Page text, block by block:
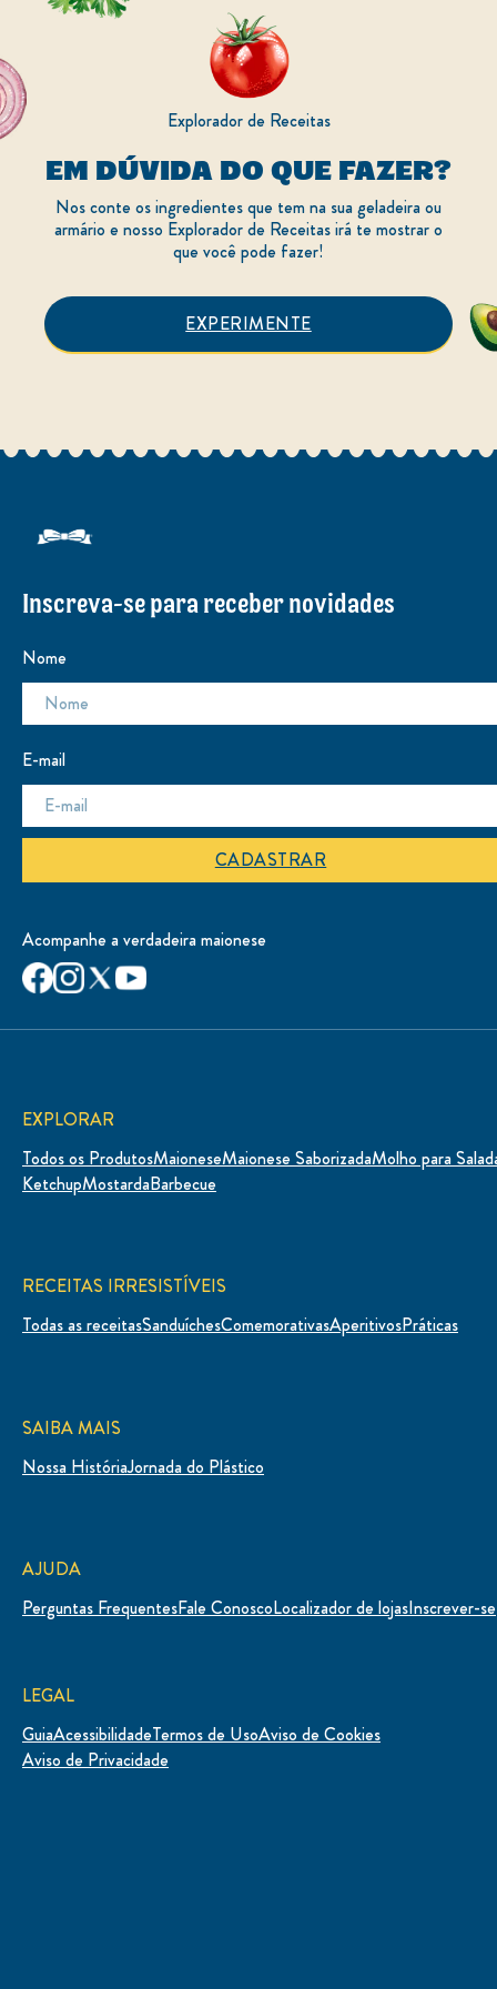
Explorador de Receitas
EM DÚVIDA DO QUE FAZER?
Nos conte os ingredientes que tem na sua geladeira ou
armário e nosso Explorador de Receitas irá te mostrar o
que você pode fazer!
EXPERIMENTE
Inscreva-se para receber novidades
Nome
E-mail
CADASTRAR
Acompanhe a verdadeira maionese
EXPLORAR
Todos os ProdutosMaioneseMaionese SaborizadaMolho para
KetchupMostardaBarbecue
RECEITAS IRRESISTÍVEIS
Todas as receitasSanduíchesComemorativasAperitivosPráticas
SAIBA MAIS
Nossa HistóriaJornada do Plástico
AJUDA
Perguntas FrequentesFale ConoscoLocalizador de lojasInscrever-se
LEGAL
GuiaAcessibilidadeTermos de UsoAviso de Cookies
Aviso de Privacidade